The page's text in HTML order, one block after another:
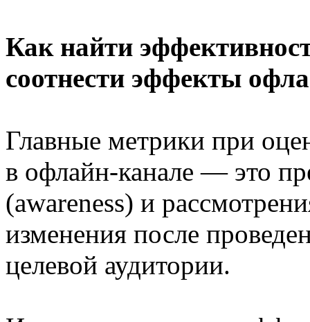
Как найти
соотнести эффекты
Главные метрики при
в офлайн-канале — это
(awareness) и
изменения после
целевой аудитории.